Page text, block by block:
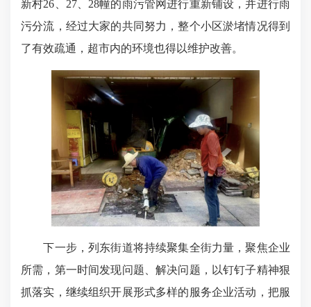
新村26、27、28幢的雨污管网进行重新铺设，并进行雨
污分流，经过大家的共同努力，整个小区淤堵情况得到
了有效疏通，超市内的环境也得以维护改善。
下一步，列东街道将持续聚集全街力量，聚焦企业
所需，第一时间发现问题、解决问题，以钉钉子精神狠
抓落实，继续组织开展形式多样的服务企业活动，把服